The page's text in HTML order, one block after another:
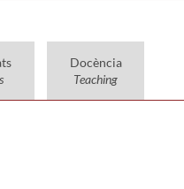
Docència
Teaching